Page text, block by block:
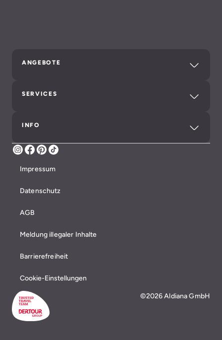
ANGEBOTE
SERVICES
INFO
Instagram
Facebook
Pinterest
Impressum
Datenschutz
AGB
Meldung illegaler Inhalte
Barrierefreiheit
Cookie-Einstellungen
©2026 Aldiana GmbH